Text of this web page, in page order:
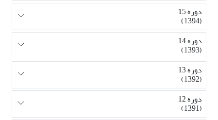
دوره 15
(1394)
دوره 14
(1393)
دوره 13
(1392)
دوره 12
(1391)